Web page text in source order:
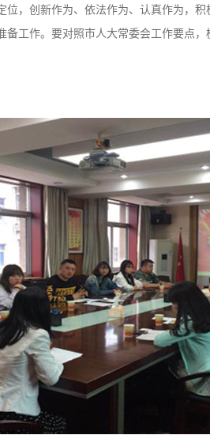
，创新作为、依法作为、认真作为，
工作。要对照市人大常委会工作要点